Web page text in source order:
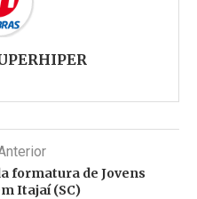
formatura de Jovens
Itajaí (SC)